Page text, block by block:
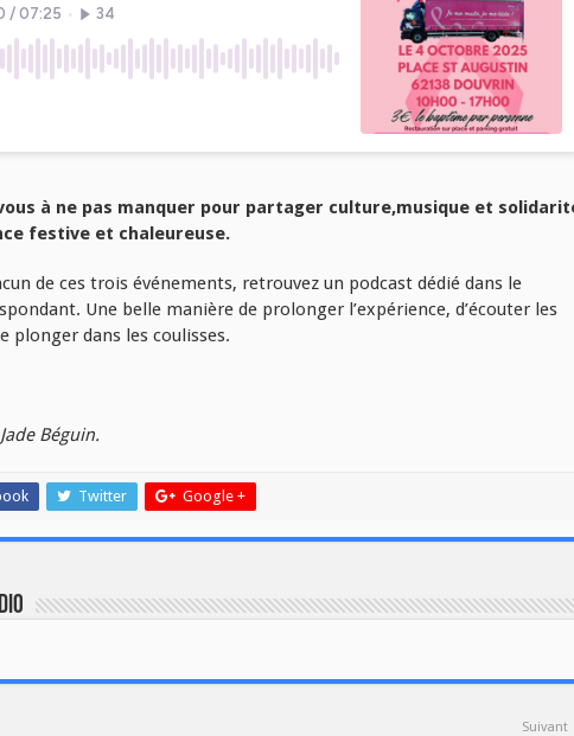
à ne pas manquer pour partager culture,musique et
festive et chaleureuse.
de ces trois événements, retrouvez un podcast dédié dans le
Une belle manière de prolonger l’expérience, d’écouter les
plonger dans les coulisses.
Béguin.
Twitter Google +
Suivant